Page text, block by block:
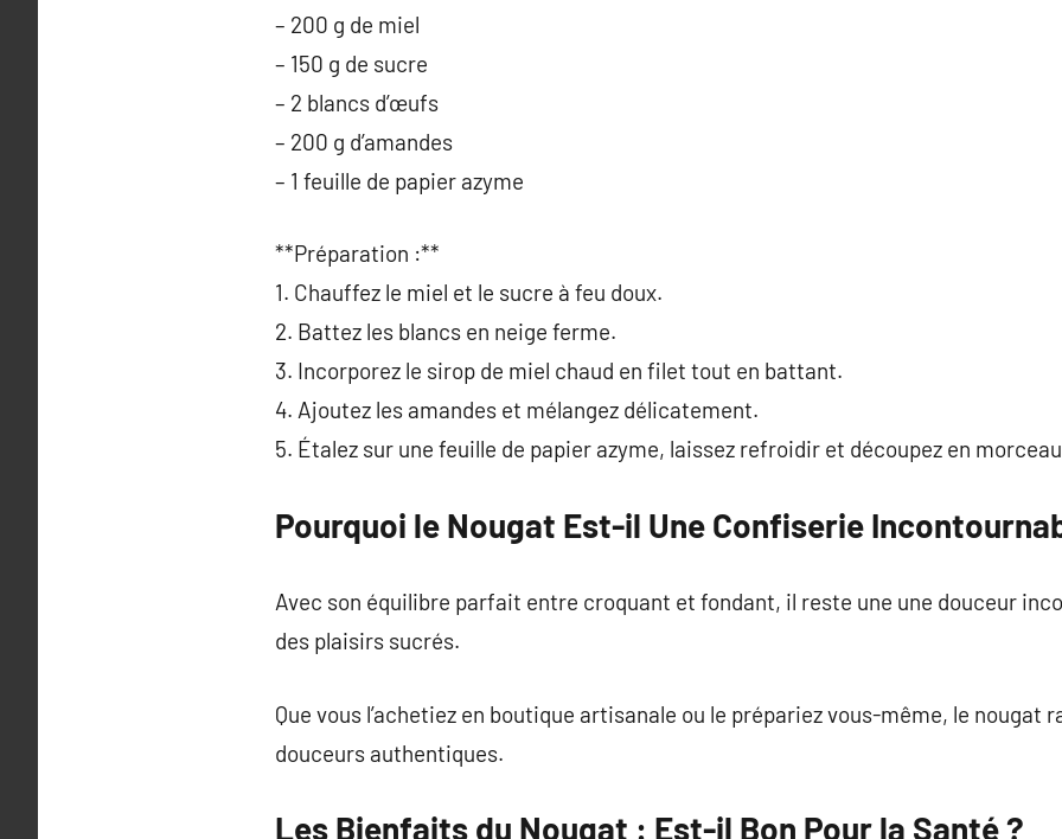
– 200 g de miel
– 150 g de sucre
– 2 blancs d’œufs
– 200 g d’amandes
– 1 feuille de papier azyme
**Préparation :**
1. Chauffez le miel et le sucre à feu doux.
2. Battez les blancs en neige ferme.
3. Incorporez le sirop de miel chaud en filet tout en battant.
4. Ajoutez les amandes et mélangez délicatement.
5. Étalez sur une feuille de papier azyme, laissez refroidir et découpez en
Pourquoi le Nougat Est-il Une Confiserie
Avec son équilibre parfait entre croquant et fondant, il reste une une douceur
des plaisirs sucrés.
Que vous l’achetiez en boutique artisanale ou le prépariez vous-même, le nougat
douceurs authentiques.
Les Bienfaits du Nougat : Est-il Bon Pour la Santé ?